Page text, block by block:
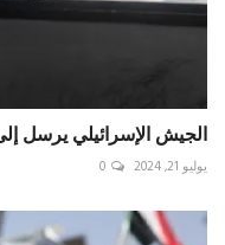
الجيش الإسرائيلي يرسل
يوليو 21, 2024 0